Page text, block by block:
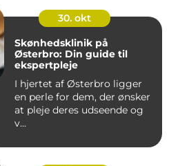
30. okt
Skønhedsklinik på
Østerbro: Din guide til
ekspertpleje
I hjertet af Østerbro ligger
en perle for dem, der ønsker
at pleje deres udseende og
v...